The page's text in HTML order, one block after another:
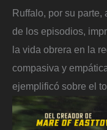
Ruffalo, por su
de los episodios,
la vida obrera en la
compasiva y
ejemplificó sobre el